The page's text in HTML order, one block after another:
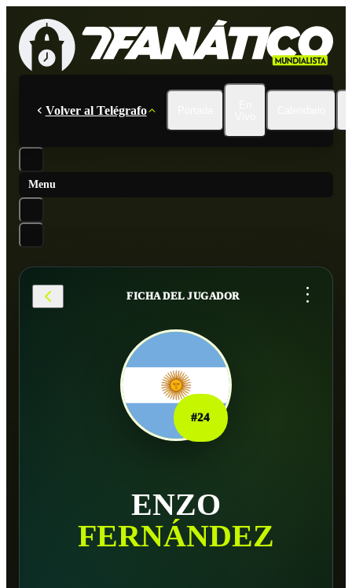
Volver al Telégrafo
Menu
FICHA DEL JUGADOR ...
#24
ENZO
FERNÁNDEZ